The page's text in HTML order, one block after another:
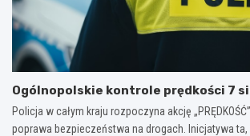
Ogólnopolskie kontrole prędkości 7
Policja w całym kraju rozpoczyna akcję
poprawa bezpieczeństwa na drogach. Inicjatywa